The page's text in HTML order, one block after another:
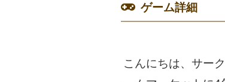
ゲーム詳細
こんにちは、サー